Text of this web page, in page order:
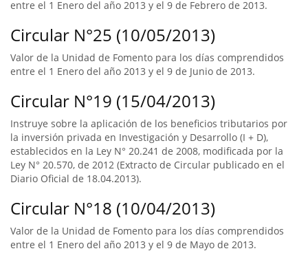
entre el 1 Enero del año 2013 y el 9 de Febrero de 2013.
Circular N°25 (10/05/2013)
Valor de la Unidad de Fomento para los días comprendidos
entre el 1 Enero del año 2013 y el 9 de Junio de 2013.
Circular N°19 (15/04/2013)
Instruye sobre la aplicación de los beneficios tributarios por
la inversión privada en Investigación y Desarrollo (I + D),
establecidos en la Ley N° 20.241 de 2008, modificada por la
Ley N° 20.570, de 2012 (Extracto de Circular publicado en el
Diario Oficial de 18.04.2013).
Circular N°18 (10/04/2013)
Valor de la Unidad de Fomento para los días comprendidos
entre el 1 Enero del año 2013 y el 9 de Mayo de 2013.